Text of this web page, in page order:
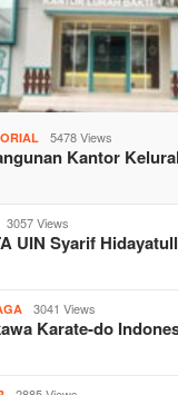
5478 Views
Kantor
3057 Views
UIN Syarif
3041 Views
Karate-do